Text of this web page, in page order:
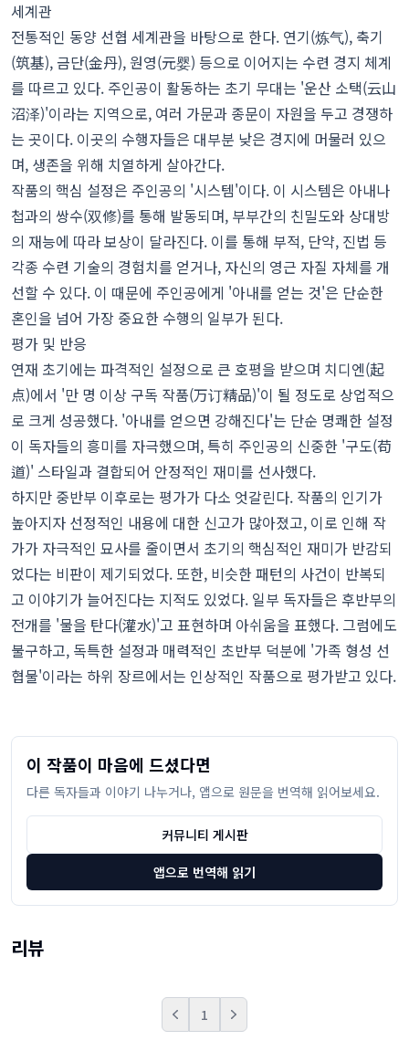
세계관
전통적인 동양 선협 세계관을 바탕으로 한다. 연기(炼气), 축기
(筑基), 금단(金丹), 원영(元婴) 등으로 이어지는 수련 경지 체계
를 따르고 있다. 주인공이 활동하는 초기 무대는 '운산 소택(云山
沼泽)'이라는 지역으로, 여러 가문과 종문이 자원을 두고 경쟁하
는 곳이다. 이곳의 수행자들은 대부분 낮은 경지에 머물러 있으
며, 생존을 위해 치열하게 살아간다.
작품의 핵심 설정은 주인공의 '시스템'이다. 이 시스템은 아내나
첩과의 쌍수(双修)를 통해 발동되며, 부부간의 친밀도와 상대방
의 재능에 따라 보상이 달라진다. 이를 통해 부적, 단약, 진법 등
각종 수련 기술의 경험치를 얻거나, 자신의 영근 자질 자체를 개
선할 수 있다. 이 때문에 주인공에게 '아내를 얻는 것'은 단순한
혼인을 넘어 가장 중요한 수행의 일부가 된다.
평가 및 반응
연재 초기에는 파격적인 설정으로 큰 호평을 받으며 치디엔(起
点)에서 '만 명 이상 구독 작품(万订精品)'이 될 정도로 상업적으
로 크게 성공했다. '아내를 얻으면 강해진다'는 단순 명쾌한 설정
이 독자들의 흥미를 자극했으며, 특히 주인공의 신중한 '구도(苟
道)' 스타일과 결합되어 안정적인 재미를 선사했다.
하지만 중반부 이후로는 평가가 다소 엇갈린다. 작품의 인기가
높아지자 선정적인 내용에 대한 신고가 많아졌고, 이로 인해 작
가가 자극적인 묘사를 줄이면서 초기의 핵심적인 재미가 반감되
었다는 비판이 제기되었다. 또한, 비슷한 패턴의 사건이 반복되
고 이야기가 늘어진다는 지적도 있었다. 일부 독자들은 후반부의
전개를 '물을 탄다(灌水)'고 표현하며 아쉬움을 표했다. 그럼에도
불구하고, 독특한 설정과 매력적인 초반부 덕분에 '가족 형성 선
협물'이라는 하위 장르에서는 인상적인 작품으로 평가받고 있다.
이 작품이 마음에 드셨다면
다른 독자들과 이야기 나누거나, 앱으로 원문을 번역해 읽어보세요.
커뮤니티 게시판
앱으로 번역해 읽기
리뷰
Prev 1 Next